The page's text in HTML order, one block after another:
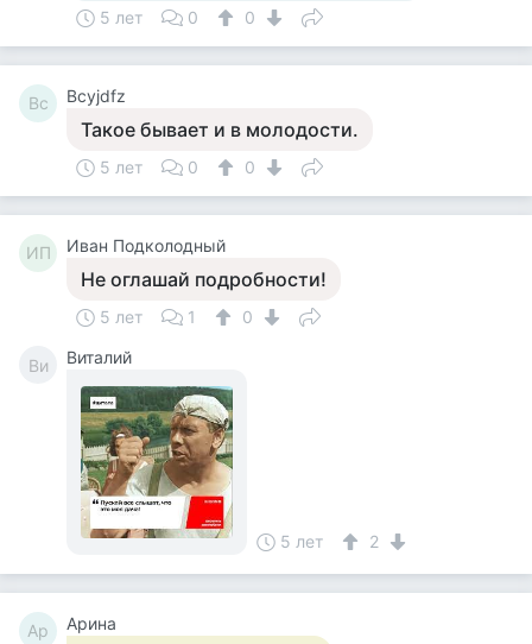
5 лет 0 0
Bc Bcyjdfz
Такое бывает и в молодости.
5 лет 0 0
ИП Иван Подколодный
Не оглашай подробности!
5 лет 1 0
Ви Виталий
5 лет 2
Ар Арина